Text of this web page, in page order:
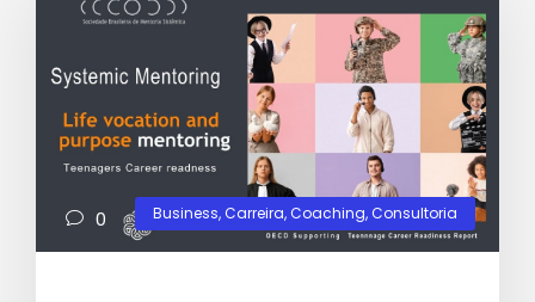
0 Business, Carreira, Coaching, Consultoria